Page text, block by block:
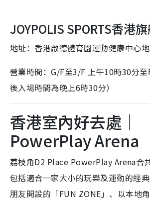
JOYPOLIS SPORTS香港
地址：香港啟德體育園運動健康中心
營業時間：G/F至3/F 上午10時30分
後入場時間為晚上6時30分）
香港室內好去處｜
PowerPlay Arena
荔枝角D2 Place PowerPlay Arena合
包括適合一家大小的玩樂及運動的經
朋友開設的「FUN ZONE」、以本地